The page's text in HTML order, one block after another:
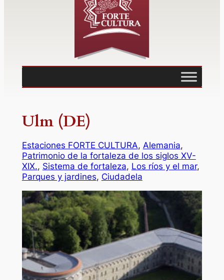
Ulm (DE)
Estaciones FORTE CULTURA, Alemania
Patrimonio de la fortaleza de los siglos XV-
XIX., Sistema de fortaleza, Los ríos y el mar
Parques y jardines, Ciudadela